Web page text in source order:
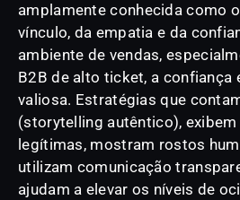
amplamente conhecida como
vínculo, da empatia e da
ambiente de vendas,
B2B de alto ticket, a confiança
valiosa. Estratégias que
(storytelling autêntico),
legítimas, mostram rostos
utilizam comunicação
ajudam a elevar os níveis de